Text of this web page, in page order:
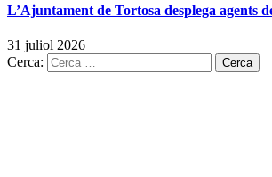
L’Ajuntament de Tortosa desplega agents
31 juliol 2026
Cerca: